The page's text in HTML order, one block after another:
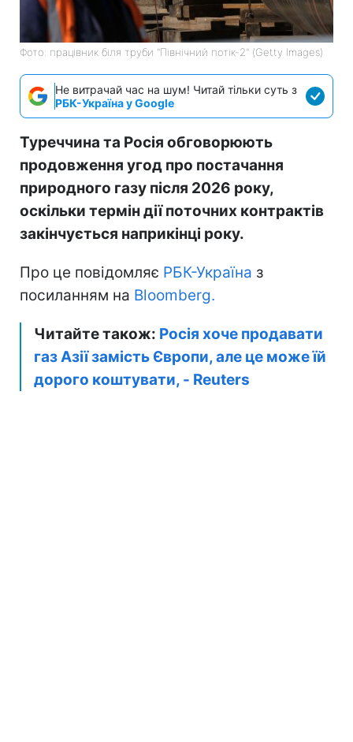
Фото: працівник біля труби "Північний потік-2" (Getty Images)
Не витрачай час на шум! Читай тільки суть з
РБК-Україна у Google
Туреччина та Росія обговорюють
продовження угод про постачання
природного газу після 2026 року,
оскільки термін дії поточних контрактів
закінчується наприкінці року.
Про це повідомляє РБК-Україна з
посиланням на Bloomberg.
Читайте також: Росія хоче продавати
газ Азії замість Європи, але це може їй
дорого коштувати, - Reuters